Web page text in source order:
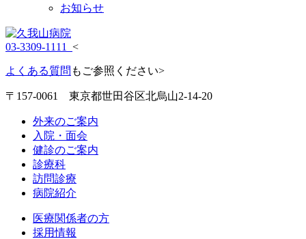
お知らせ
03-3309-1111 <
よくある質問 もご参照ください>
〒157-0061 東京都世田谷区北烏山2-14-20
外来のご案内
入院・面会
健診のご案内
診療科
訪問診療
病院紹介
医療関係者の方
採用情報